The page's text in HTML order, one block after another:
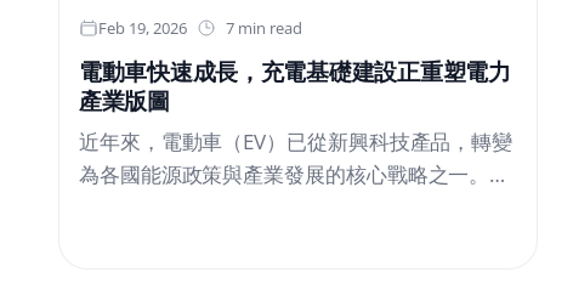
底部貼上凸面銀板，銀面會映照四周的光線與景
色，形成將外界景致引入器中的結構。這是一款
可隨飲用場所及季節變化，展現不同風貌的酒
器。山田氏表示：「這是一種一邊品嚐日本酒，
一邊品味酒器中風景的全新體驗。」今後將以
Feb 19, 2026 7 min read
電動車快速成長，充電基礎建設正重塑電力
產業版圖
近年來，電動車（EV）已從新興科技產品，轉變
為各國能源政策與產業發展的核心戰略之一。報